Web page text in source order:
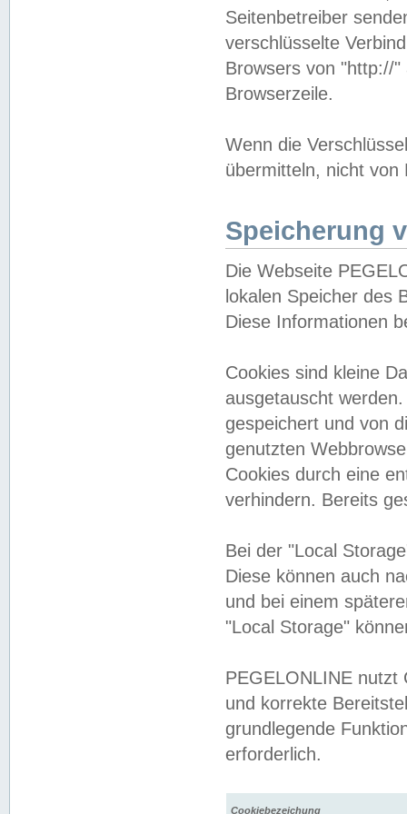
Seitenbetreiber
verschlüsselte
Browsers von "http://
Browserzeile.
Wenn die
übermitteln, nicht von
Speicherung
Die Webseite
lokalen Speicher des
Diese Informationen
Cookies sind kleine
ausgetauscht
gespeichert und von
genutzten
Cookies durch eine
verhindern. Bereits
Bei der "Local
Diese können auch
und bei einem
"Local Storage"
PEGELONLINE nutzt
und korrekte
grundlegende
erforderlich.
Cookiebezeichung